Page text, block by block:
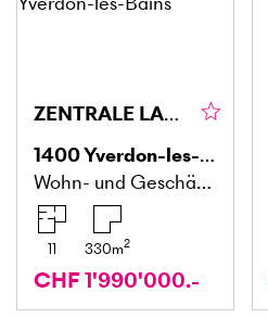
ZENTRALE LAGE UND STABILES RENDEMENT
1400Yverdon-les-Bains
Wohn- und Geschäftshaus
11 330m2
CHF 1'990'000.-